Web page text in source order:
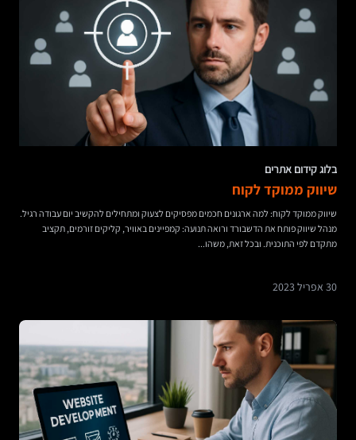
בלוג קידום אתרים
שיווק ממוקד לקוח
שיווק ממוקד לקוח: למה ארגונים חכמים מפסיקים לצעוק ומתחילים להקשיב יום עבודה רגיל.
מנהל שיווק פותח את הדשבורד ורואה תנועה: קמפיינים באוויר, קליקים זורמים, תקציב
מתקדם לפי התוכנית. ובכל זאת, משהו...
30 אפריל 2023